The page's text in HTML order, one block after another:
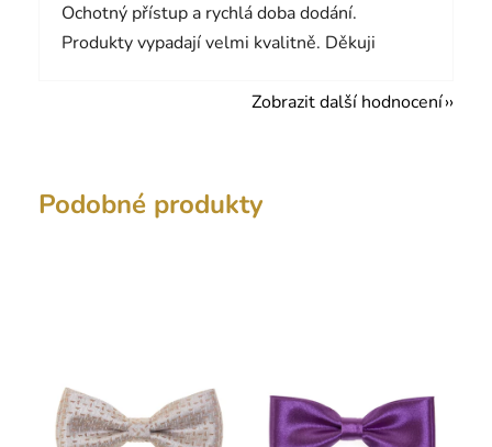
Ochotný přístup a rychlá doba dodání.
Produkty vypadají velmi kvalitně. Děkuji
Zobrazit další hodnocení
Podobné produkty